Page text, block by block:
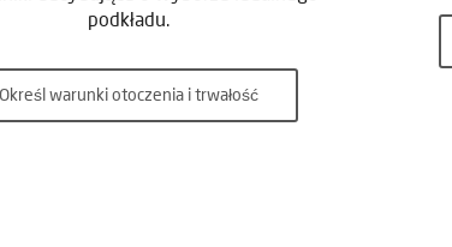
podkładu.
Określ warunki otoczenia i trwałość